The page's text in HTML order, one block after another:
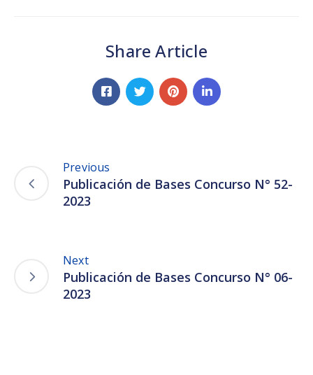
Share Article
Previous
Publicación de Bases Concurso N° 52-
2023
Next
Publicación de Bases Concurso N° 06-
2023